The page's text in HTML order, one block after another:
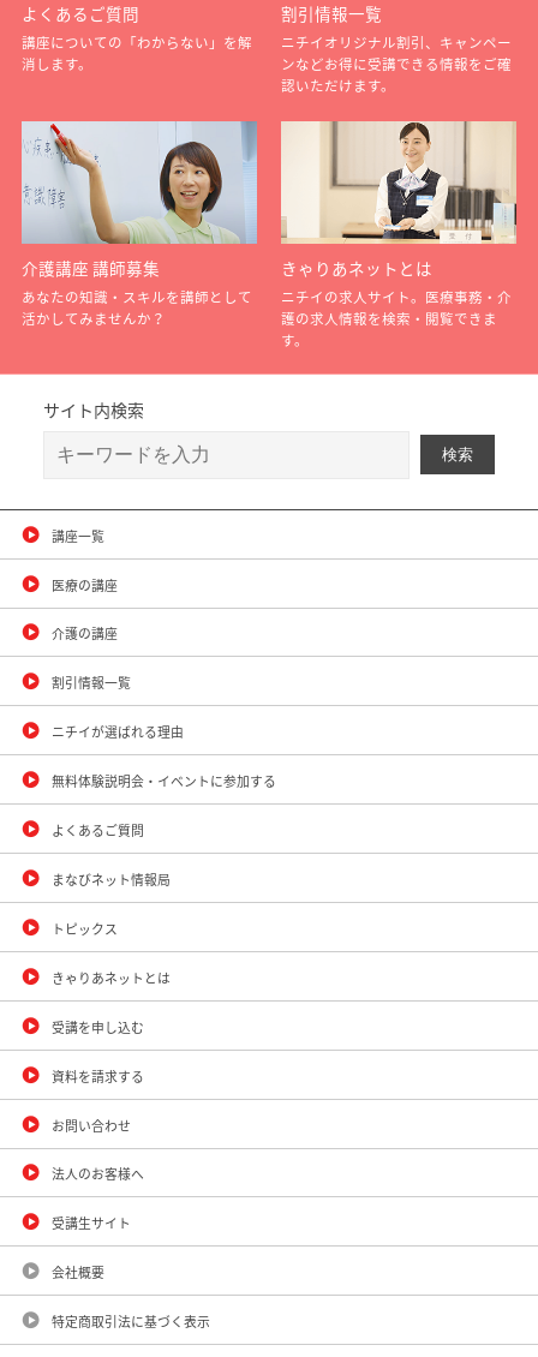
よくあるご質問
講座についての「わからない」を解
消します。
割引情報一覧
ニチイオリジナル割引、キャンペー
ンなどお得に受講できる情報をご確
認いただけます。
介護講座 講師募集
あなたの知識・スキルを講師として
活かしてみませんか？
きゃりあネットとは
ニチイの求人サイト。医療事務・介
護の求人情報を検索・閲覧できま
す。
サイト内検索
講座一覧
医療の講座
介護の講座
割引情報一覧
ニチイが選ばれる理由
無料体験説明会・イベントに参加する
よくあるご質問
まなびネット情報局
トピックス
きゃりあネットとは
受講を申し込む
資料を請求する
お問い合わせ
法人のお客様へ
受講生サイト
会社概要
特定商取引法に基づく表示